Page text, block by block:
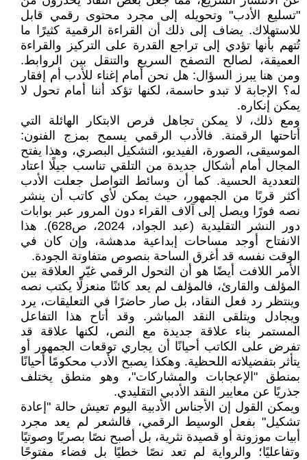
"تسليع الأدب" وتحويله إلى مجرد محتوى رقمي قابل
للاستهلاك. يضاف إلى ذلك أن القراءة الرقمية كثيرًا ما
تُتهم بأنها تؤدي إلى تراجع القدرة على التركيز والقراءة
العميقة، لصالح التصفح السريع والتنقل بين الروابط.
ومن هنا يبرز السؤال: هل نحن أمام إغناء للأدب أم إفقار
له؟ الإجابة لا تبدو حاسمة، لكنها تؤكد أننا أمام تحول لا
يمكن إنكاره.
ومع ذلك، لا يمكن تجاهل فرص الابتكار الهائلة التي
أتاحتها الرقمنة. فالأدب الرقمي يسمح بمزج الفنون:
الموسيقى، الصورة، الفيديو، التشكيل البصري، وهذا يفتح
المجال أمام أشكال جديدة من التلقي تناسب جيلًا اعتاد
التعددية الحسية. كما أن وسائط التواصل جعلت الأدب
أكثر قربًا من الجمهور، حيث يمكن لأي كاتب أن ينشر
نصه فورًا ويصل إلى آلاف القراء دون المرور عبر بوابات
دور النشر التقليدية (عبد الجواد، 2024، ص628). هذا
الانفتاح أوجد مساحات إبداعية مدهشة، وإن كان في
الوقت نفسه قد أغرق الساحة بنصوص متفاوتة الجودة.
الأمر اللافت أيضًا هو أن التحول الرقمي غيّر العلاقة بين
المؤلف والقارئ، فالمؤلف لم يعد كائنًا منعزلًا يكتب نصه
وينتظر رد فعل النقاد، بل صار حاضرًا في التعليقات، يرد
ويجادل ويتلقى النقد المباشر. وقد أتاح هذا التفاعل
المستمر بناء علاقة جديدة مع النص، لكنها علاقة قد
تفرض على الكاتب أحيانًا أن يجاري توقعات الجمهور أو
يتأثر بتفضيلاته اللحظية. وهكذا يصبح الأدب محكومًا أحيانًا
بمنطق "الإعجابات والمشاركات"، وهو منطق يختلف
جذريًا عن معايير النقد الأدبي التقليدي.
ويمكن القول إن الأجناس الأدبية اليوم تعيش حالة "إعادة
تشكيل" بفعل الوسيط الرقمي، فالشعر لم يعد مجرد
أبيات موزونة أو قصيدة نثرية، بل أصبح نصًا بصريًا وصوتيًا
وتفاعليًا؛ والرواية لم تعد نصًا خطيًا بل فضاء مفتوحًا